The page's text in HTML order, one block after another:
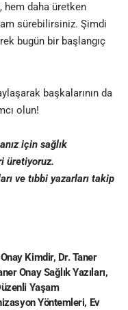
hem daha üretken
sürebilirsiniz. Şimdi
bugün bir başlangıç
başkalarının da
olun!
için sağlık
üretiyoruz.
ve tıbbi yazarları takip
Kimdir, Dr. Taner
Onay Sağlık Yazıları,
Yaşam
Yöntemleri, Ev